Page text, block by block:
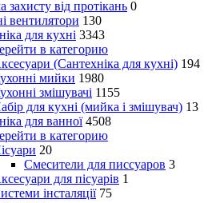
захисту від протікань 0
вентилятори 130
для кухні 3343
в категорию
(Сантехніка для кухні) 194
мийки 1980
змішувачі 1155
для кухні (мийка і змішувач) 13
для ванної 4508
в категорию
20
Смесители для писсуаров 3
для пісуарів 1
інсталяції 75